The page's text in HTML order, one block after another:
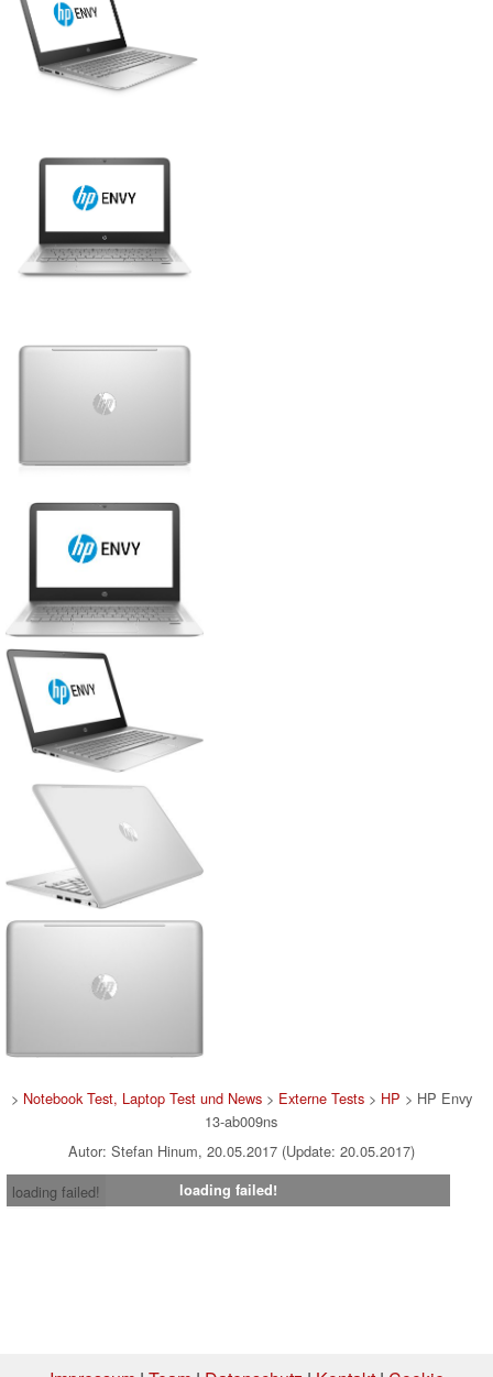
> Notebook Test, Laptop Test und News> Externe Tests> HP > HP Envy
13-ab009ns
Autor: Stefan Hinum, 20.05.2017 (Update: 20.05.2017)
loading failed!
loading failed!